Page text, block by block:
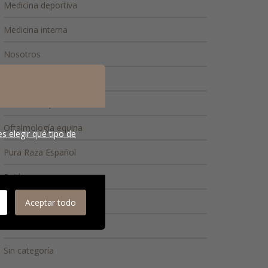
Medicina deportiva
Medicina interna
Nosotros
Oftalmología equina
Pura Raza Español
Raid
Reproducción
Sin categoría
elegir qué tipo de
Aceptar todo